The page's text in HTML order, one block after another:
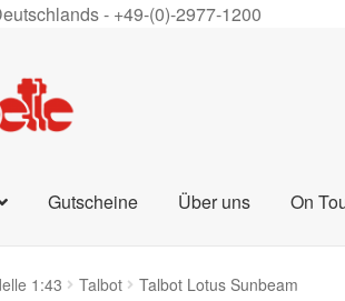
- +49-(0)-2977-1200
Gutscheine Über uns On
1:43 Talbot Talbot Lotus Sunbeam